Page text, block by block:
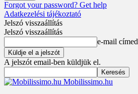
Forgot your password? Get help
Adatkezelési tájékoztató
Jelszó visszaállítás
Jelszó visszaállítás
e-mail címed
A jelszót email-ben küldjük el.
Mobilissimo.hu